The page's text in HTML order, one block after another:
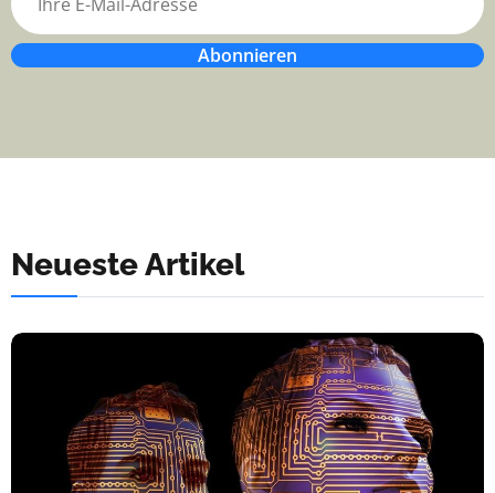
Abonnieren
Neueste Artikel